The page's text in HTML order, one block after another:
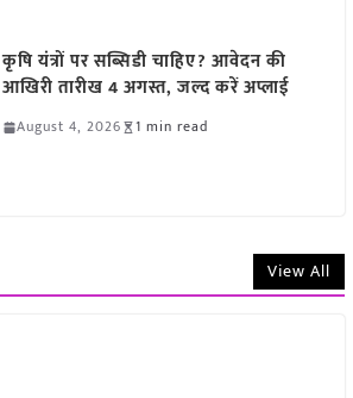
कृषि यंत्रों पर सब्सिडी चाहिए? आवेदन की
आखिरी तारीख 4 अगस्त, जल्द करें अप्लाई
August 4, 2026 1 min read
View All